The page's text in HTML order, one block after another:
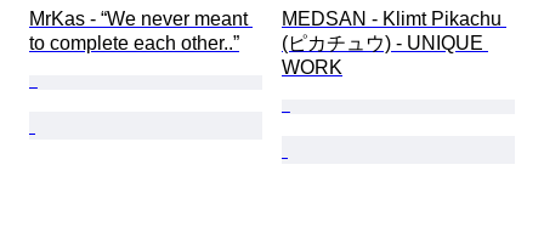
MrKas - “We never meant
to complete each other..”
MEDSAN - Klimt Pikachu
(ピカチュウ) - UNIQUE
WORK